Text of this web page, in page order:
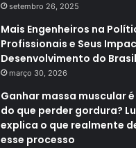
setembro 26, 2025
Mais Engenheiros na
Profissionais e Seus
Desenvolvimento do Brasil
março 30, 2026
Ganhar massa muscular
do que perder gordura?
explica o que realmente
esse processo